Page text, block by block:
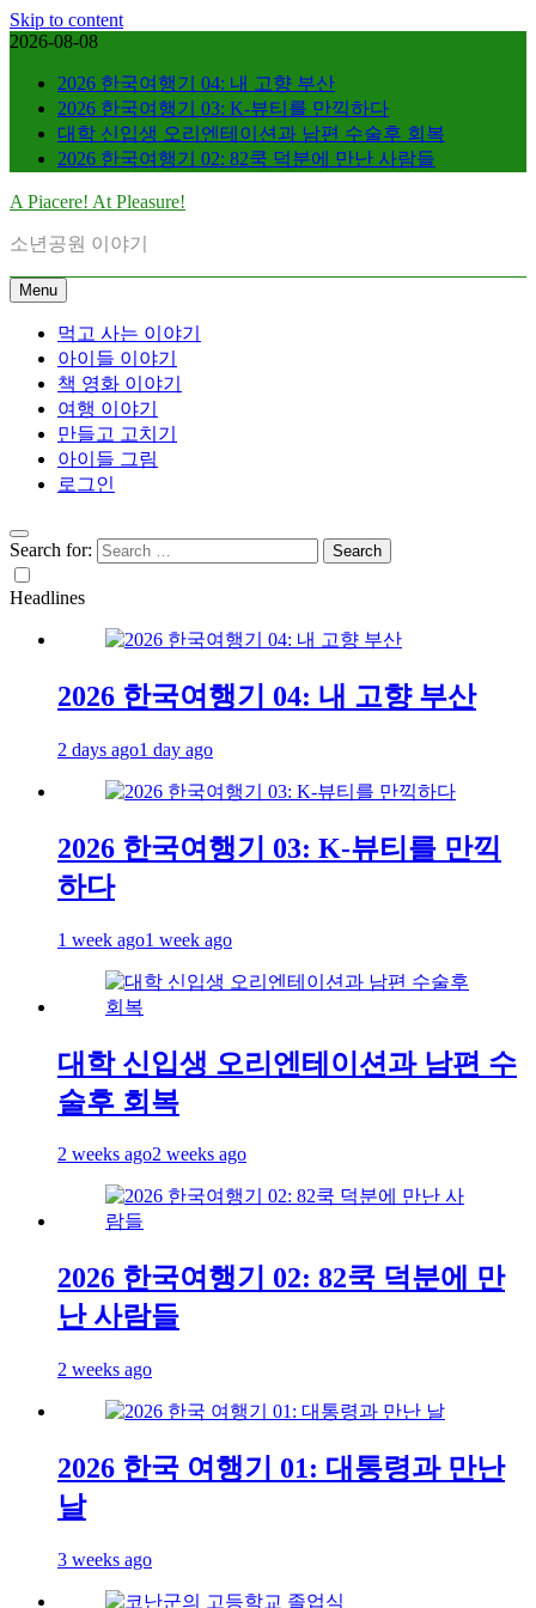
Skip to content
2026-08-08
2026 한국여행기 04: 내 고향 부산
2026 한국여행기 03: K-뷰티를 만끽하다
대학 신입생 오리엔테이션과 남편 수술후 회복
2026 한국여행기 02: 82쿡 덕분에 만난 사람들
A Piacere! At Pleasure!
소년공원 이야기
Menu
먹고 사는 이야기
아이들 이야기
책 영화 이야기
여행 이야기
만들고 고치기
아이들 그림
로그인
Search for:
Headlines
2026 한국여행기 04: 내 고향 부산
2 days ago1 day ago
2026 한국여행기 03: K-뷰티를 만끽
하다
1 week ago1 week ago
대학 신입생 오리엔테이션과 남편 수
술후 회복
2 weeks ago2 weeks ago
2026 한국여행기 02: 82쿡 덕분에 만
난 사람들
2 weeks ago
2026 한국 여행기 01: 대통령과 만난
날
3 weeks ago